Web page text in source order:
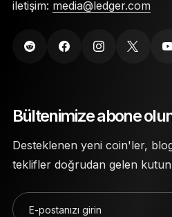
karşı koruma sağlamak
iletişim: media@ledger.com
Bültenimize abone
Desteklenen yeni coin'ler,
teklifler doğrudan gelen
E-postanızı girin